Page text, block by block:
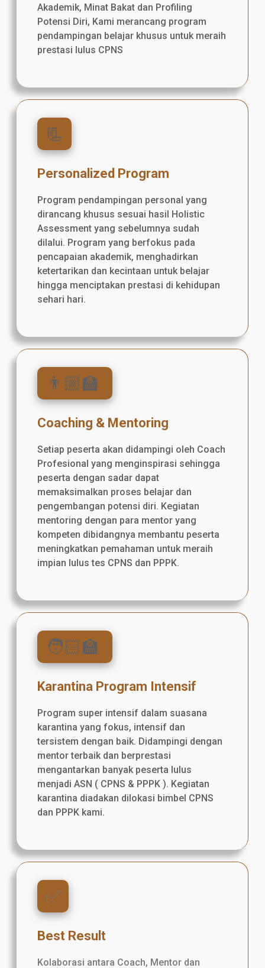
Akademik, Minat Bakat dan Profiling
Potensi Diri, Kami merancang program
pendampingan belajar khusus untuk meraih
prestasi lulus CPNS
📃
Personalized Program
Program pendampingan personal yang
dirancang khusus sesuai hasil Holistic
Assessment yang sebelumnya sudah
dilalui. Program yang berfokus pada
pencapaian akademik, menghadirkan
ketertarikan dan kecintaan untuk belajar
hingga menciptakan prestasi di kehidupan
sehari hari.
👨🏼‍🏫
Coaching & Mentoring
Setiap peserta akan didampingi oleh Coach
Profesional yang menginspirasi sehingga
peserta dengan sadar dapat
memaksimalkan proses belajar dan
pengembangan potensi diri. Kegiatan
mentoring dengan para mentor yang
kompeten dibidangnya membantu peserta
meningkatkan pemahaman untuk meraih
impian lulus tes CPNS dan PPPK.
🧑🏻‍🏫
Karantina Program Intensif
Program super intensif dalam suasana
karantina yang fokus, intensif dan
tersistem dengan baik. Didampingi dengan
mentor terbaik dan berprestasi
mengantarkan banyak peserta lulus
menjadi ASN ( CPNS & PPPK ). Kegiatan
karantina diadakan dilokasi bimbel CPNS
dan PPPK kami.
✅️
Best Result
Kolaborasi antara Coach, Mentor dan